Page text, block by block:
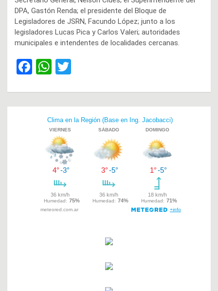
DPA, Gastón Renda; el presidente del Bloque de
Legisladores de JSRN, Facundo López; junto a los
legisladores Lucas Pica y Carlos Valeri; autoridades
municipales e intendentes de localidades cercanas.
F
ce
W
at
s
A
p
p
tt
er
Navegación
entradas